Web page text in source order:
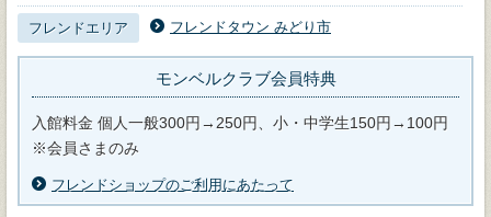
フレンドエリア フレンドタウン みどり市
モンベルクラブ会員特典
入館料金 個人一般300円→250円、小・中学生150円→100円
※会員さまのみ
フレンドショップのご利用にあたって